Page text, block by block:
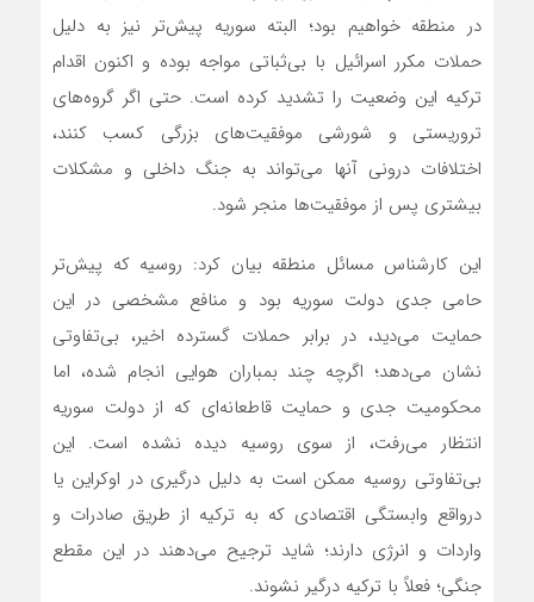
در منطقه خواهیم بود؛ البته سوریه پیش‌تر نیز به دلیل
حملات مکرر اسرائیل با بی‌ثباتی مواجه بوده و اکنون اقدام
ترکیه این وضعیت را تشدید کرده است. حتی اگر گروه‌های
تروریستی و شورشی موفقیت‌های بزرگی کسب کنند،
اختلافات درونی آنها می‌تواند به جنگ داخلی و مشکلات
بیشتری پس از موفقیت‌ها منجر شود.
این کارشناس مسائل منطقه بیان کرد: روسیه که پیش‌تر
حامی جدی دولت سوریه بود و منافع مشخصی در این
حمایت می‌دید، در برابر حملات گسترده اخیر، بی‌تفاوتی
نشان می‌دهد؛ اگرچه چند بمباران هوایی انجام شده، اما
محکومیت جدی و حمایت قاطعانه‌ای که از دولت سوریه
انتظار می‌رفت، از سوی روسیه دیده نشده است. این
بی‌تفاوتی روسیه ممکن است به دلیل درگیری در اوکراین یا
درواقع وابستگی اقتصادی که به ترکیه از طریق صادرات و
واردات و انرژی دارند؛ شاید ترجیح می‌دهند در این مقطع
جنگی؛ فعلاً با ترکیه درگیر نشوند.